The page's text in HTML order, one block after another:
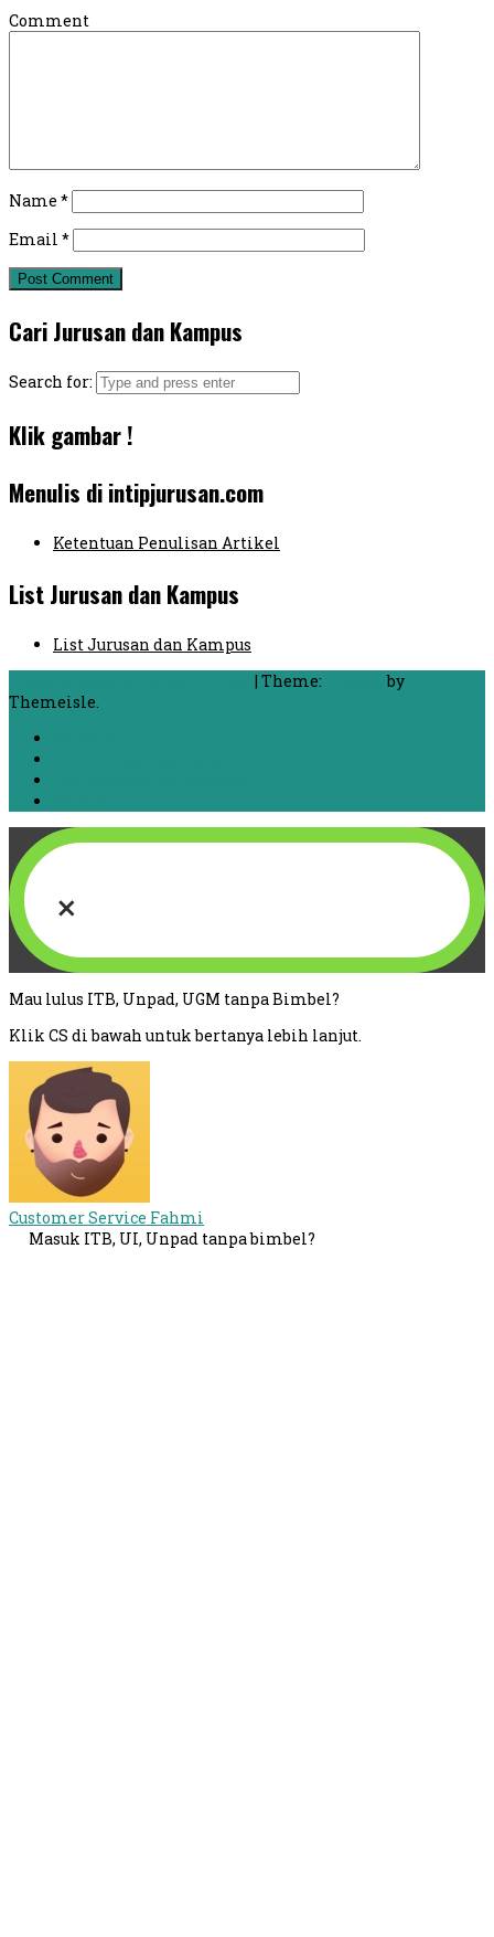
Comment
Name *
Email *
Cari Jurusan dan Kampus
Search for:
Klik gambar !
Menulis di intipjurusan.com
Ketentuan Penulisan Artikel
List Jurusan dan Kampus
List Jurusan dan Kampus
| Theme:
by
Themeisle.
×
Mau lulus ITB, Unpad, UGM tanpa Bimbel?
Klik CS di bawah untuk bertanya lebih lanjut.
Customer Service Fahmi
Masuk ITB, UI, Unpad tanpa bimbel?